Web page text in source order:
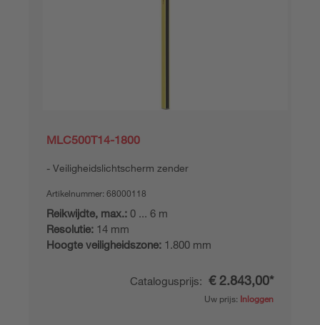
MLC500T14-1800
Veiligheidslichtscherm zender
Artikelnummer: 68000118
Reikwijdte, max.: 0 ... 6 m
Resolutie: 14 mm
Hoogte veiligheidszone: 1.800 mm
Catalogusprijs: € 2.843,00*
Uw prijs: Inloggen